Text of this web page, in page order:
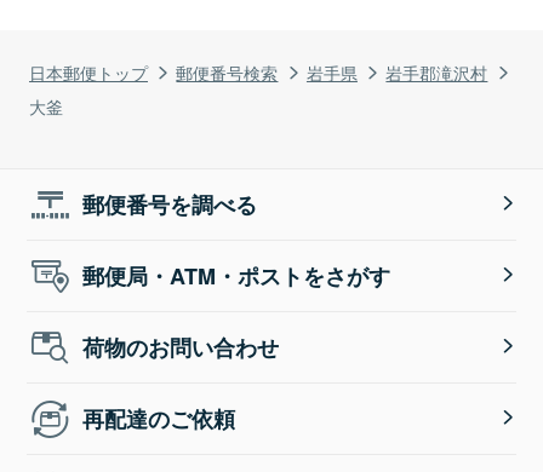
日本郵便トップ 郵便番号検索 岩手県
岩手郡滝沢村
大釜
郵便番号を調べる
郵便局・ATM・ポストをさがす
荷物のお問い合わせ
再配達のご依頼